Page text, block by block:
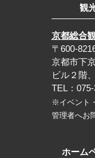
観
京都総合
〒600-
京都市下
ビル２階
TEL：
※イベント
管理者へお
ホーム